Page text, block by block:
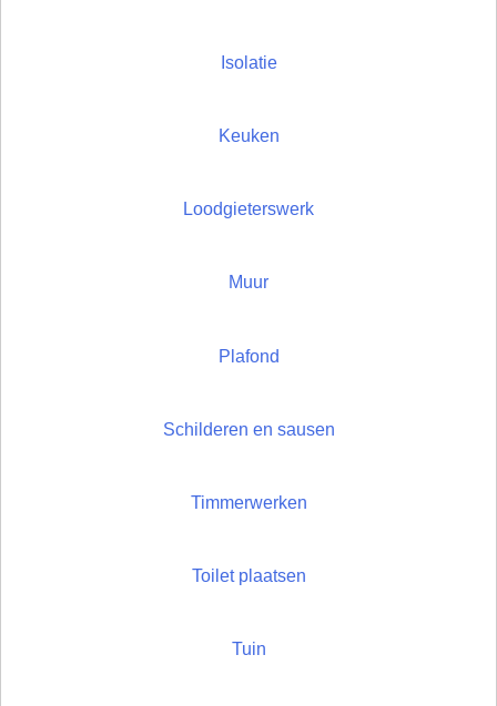
Isolatie
Keuken
Loodgieterswerk
Muur
Plafond
Schilderen en sausen
Timmerwerken
Toilet plaatsen
Tuin